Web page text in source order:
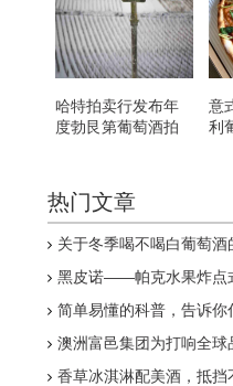
哈特拍卖行发布年
度勃艮第葡萄酒拍
意
利
热门文章
关于冬季喝不喝白葡萄
黑皮诺——帕克水果炸点
简单易懂的科普，告诉你
澳洲富邑集团为打响全球
香草冰淇淋配美酒，抵挡